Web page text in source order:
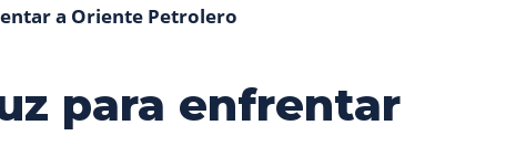
a Oriente Petrolero
para enfrentar